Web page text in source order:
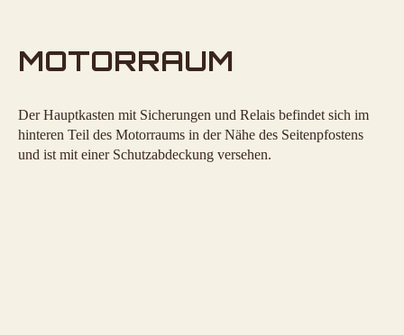
MOTORRAUM
Der Hauptkasten mit Sicherungen und Relais befindet sich im
hinteren Teil des Motorraums in der Nähe des Seitenpfostens
und ist mit einer Schutzabdeckung versehen.